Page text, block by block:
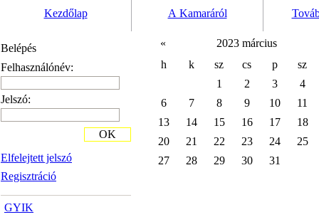
Kezdőlap A Kamaráról
Belépés
Felhasználónév:
Jelszó:
Elfelejtett jelszó
Regisztráció
OK
GYIK
«
2023 március
h
k sz cs p
sz
1
2 3
4
6
7 8 9 10
11
13
14 15 16 17
18
20
21 22 23 24
25
27
28 29 30 31